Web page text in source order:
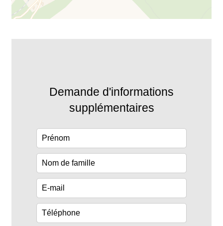
Demande d'informations
supplémentaires